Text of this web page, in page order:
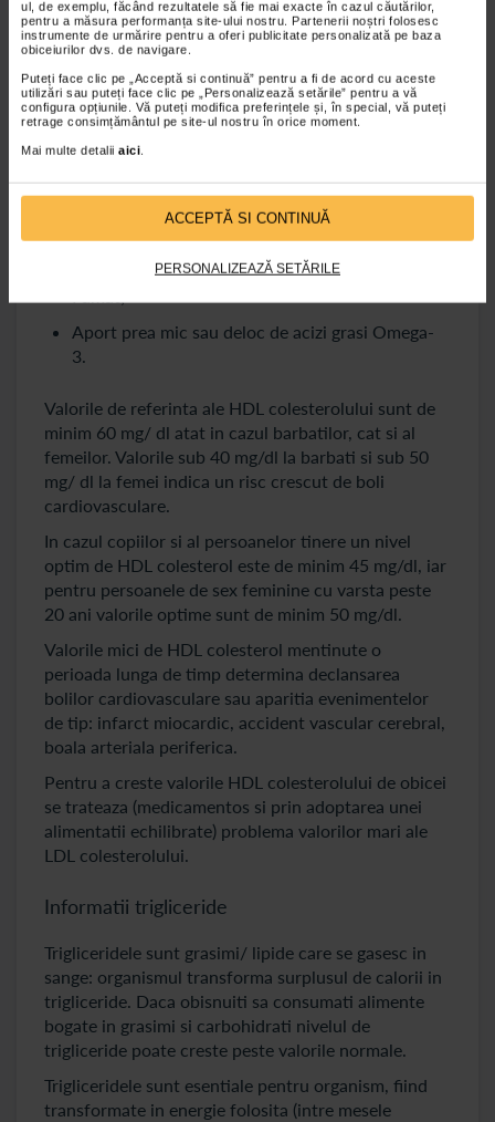
ul, de exemplu, făcând rezultatele să fie mai exacte în cazul căutărilor,
pentru a măsura performanța site-ului nostru. Partenerii noștri folosesc
instrumente de urmărire pentru a oferi publicitate personalizată pe baza
obiceiurilor dvs. de navigare.
Puteți face clic pe „Acceptă si continuă” pentru a fi de acord cu aceste
utilizări sau puteți face clic pe „Personalizează setările” pentru a vă
configura opțiunile. Vă puteți modifica preferințele și, în special, vă puteți
retrage consimțământul pe site-ul nostru în orice moment.
Mai multe detalii aici.
ACCEPTĂ SI CONTINUĂ
PERSONALIZEAZĂ SETĂRILE
ateromatoase si a aterosclerozei. Un nivel mare de
HDL colesterol duce la o protectie crescuta
impotriva bolilor cardiovasculare.
Valorile scazute ale HDL colesterolului pot fi date
de:
supraponderale sau obeze;
Lipsa exercitiului fizic/ sedentarism;
Diabetul necontrolat;
Aport prea mic sau deloc de acizi grasi Omega-
3.
Valorile de referinta ale HDL colesterolului sunt de
minim 60 mg/ dl atat in cazul barbatilor, cat si al
femeilor. Valorile sub 40 mg/dl la barbati si sub 50
mg/ dl la femei indica un risc crescut de boli
cardiovasculare.
In cazul copiilor si al persoanelor tinere un nivel
optim de HDL colesterol este de minim 45 mg/dl, iar
pentru persoanele de sex feminine cu varsta peste
20 ani valorile optime sunt de minim 50 mg/dl.
Valorile mici de HDL colesterol mentinute o
perioada lunga de timp determina declansarea
bolilor cardiovasculare sau aparitia evenimentelor
de tip: infarct miocardic, accident vascular cerebral,
boala arteriala periferica.
Pentru a creste valorile HDL colesterolului de obicei
se trateaza (medicamentos si prin adoptarea unei
alimentatii echilibrate) problema valorilor mari ale
LDL colesterolului.
Informatii trigliceride
Trigliceridele sunt grasimi/ lipide care se gasesc in
sange: organismul transforma surplusul de calorii in
trigliceride. Daca obisnuiti sa consumati alimente
bogate in grasimi si carbohidrati nivelul de
trigliceride poate creste peste valorile normale.
Trigliceridele sunt esentiale pentru organism, fiind
transformate in energie folosita (intre mesele